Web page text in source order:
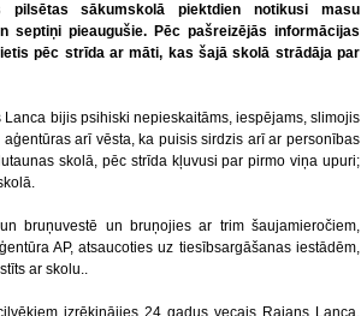
pilsētas sākumskolā piektdien notikusi masu
septiņi pieaugušie. Pēc pašreizējās informācijas
pēc strīda ar māti, kas šajā skolā strādāja par
bijis psihiski nepieskaitāms, iespējams, slimojis
arī vēsta, ka puisis sirdzis arī ar personības
skolā, pēc strīda kļuvusi par pirmo viņa upuri;
bruņuvestē un bruņojies ar trim šaujamieročiem,
AP, atsaucoties uz tiesībsargāšanas iestādēm,
ar skolu..
izrēķinājies 24 gadus vecais Raians Lanca,